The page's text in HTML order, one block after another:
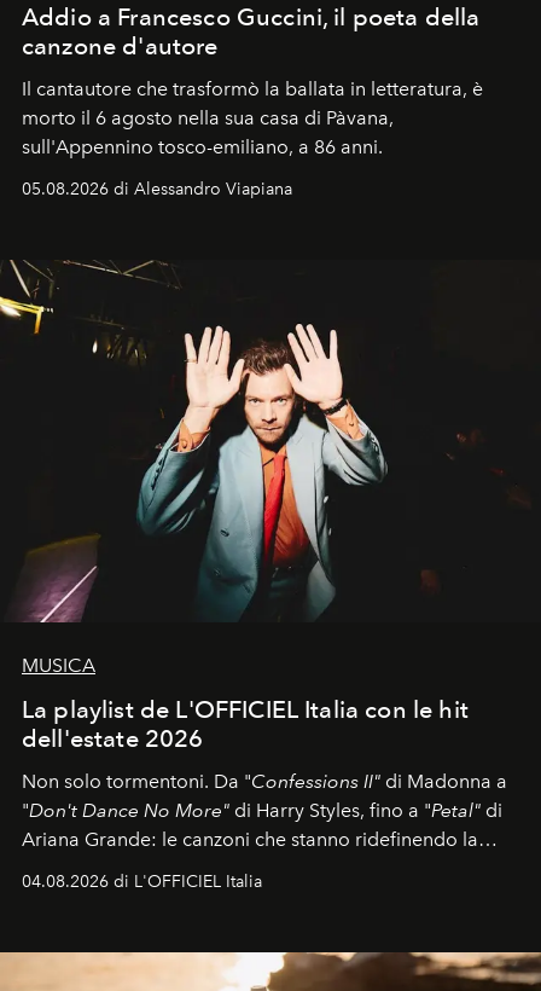
Addio a Francesco Guccini, il poeta della
canzone d'autore
Il cantautore che trasformò la ballata in letteratura, è
morto il 6 agosto nella sua casa di Pàvana,
sull'Appennino tosco-emiliano, a 86 anni.
05.08.2026 di Alessandro Viapiana
MUSICA
La playlist de L'OFFICIEL Italia con le hit
dell'estate 2026
Non solo tormentoni. Da "Confessions II" di Madonna a
"Don't Dance No More" di Harry Styles, fino a "Petal" di
Ariana Grande: le canzoni che stanno ridefinendo la
colonna sonora della stagione.
04.08.2026 di L'OFFICIEL Italia